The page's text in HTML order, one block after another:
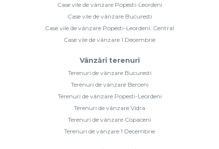
Case vile de vânzare Popesti-Leordeni
Case vile de vânzare Bucuresti
Case vile de vânzare Popesti-Leordeni, Central
Case vile de vânzare 1 Decembrie
Vânzări terenuri
Terenuri de vânzare Bucuresti
Terenuri de vânzare Berceni
Terenuri de vânzare Popesti-Leordeni
Terenuri de vânzare Vidra
Terenuri de vânzare Copaceni
Terenuri de vânzare 1 Decembrie